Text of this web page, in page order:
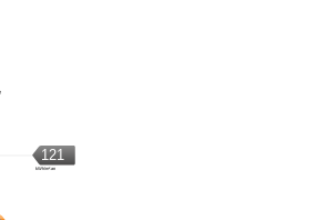
121
kWh/m².an